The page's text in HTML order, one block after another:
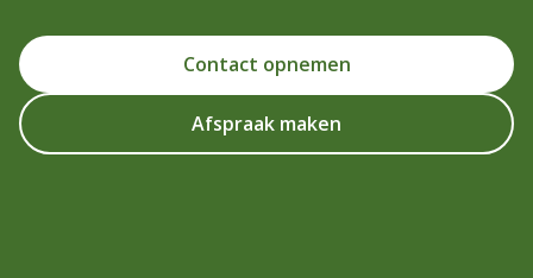
Contact opnemen
Afspraak maken